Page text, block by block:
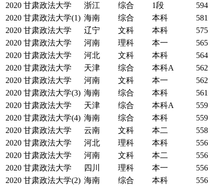
2020 甘肃政法大学 浙江 综合 1段
594
2020 甘肃政法大学(1) 海南 综合 本科
581
2020 甘肃政法大学 辽宁 文科 本科
575
2020 甘肃政法大学 河南 理科 本一
565
2020 甘肃政法大学 河北 文科 本科
564
2020 甘肃政法大学 天津 综合 本科A
562
2020 甘肃政法大学 河南 文科 本一
562
2020 甘肃政法大学(3) 海南 综合 本科
561
2020 甘肃政法大学 天津 综合 本科A
559
2020 甘肃政法大学(4) 海南 综合 本科
559
2020 甘肃政法大学 云南 文科 本二
558
2020 甘肃政法大学 河北 理科 本科
556
2020 甘肃政法大学 河南 文科 本二
556
2020 甘肃政法大学 四川 理科 本一
556
2020 甘肃政法大学(2) 海南 综合 本科
556